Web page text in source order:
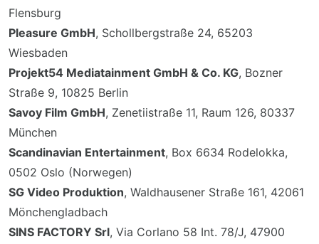
Flensburg
Pleasure GmbH, Schollbergstraße 24, 65203
Wiesbaden
Projekt54 Mediatainment GmbH & Co. KG, Bozner
Straße 9, 10825 Berlin
Savoy Film GmbH, Zenetiistraße 11, Raum 126, 80337
München
Scandinavian Entertainment, Box 6634 Rodelokka,
0502 Oslo (Norwegen)
SG Video Produktion, Waldhausener Straße 161, 42061
Mönchengladbach
SINS FACTORY Srl, Via Corlano 58 Int. 78/J, 47900